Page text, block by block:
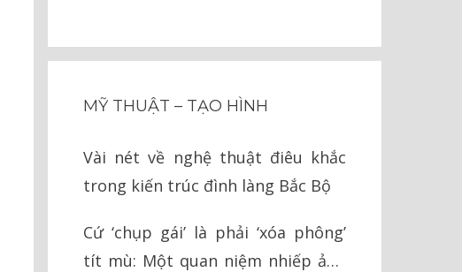
MỸ THUẬT – TẠO HÌNH
Vài nét về nghệ thuật điêu khắc
trong kiến trúc đình làng Bắc Bộ
Cứ ‘chụp gái’ là phải ‘xóa phông’
tít mù: Một quan niệm nhiếp ảnh